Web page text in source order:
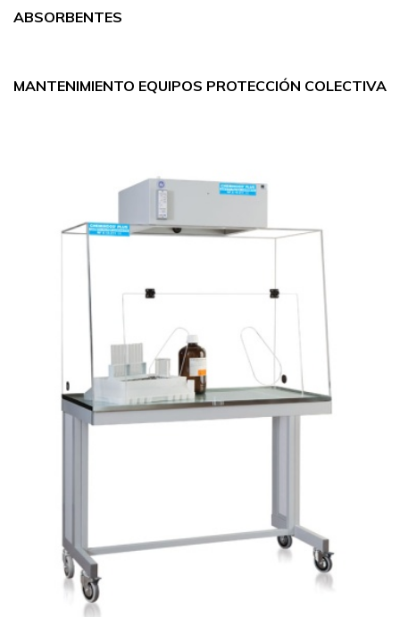
ABSORBENTES
MANTENIMIENTO EQUIPOS PROTECCIÓN COLECTIVA